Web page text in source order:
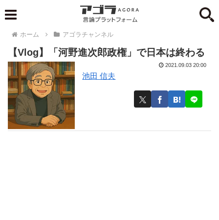
ホーム アゴラチャンネル
【Vlog】「河野進次郎政権」で日本は終わる
池田 信夫
2021.09.03 20:00